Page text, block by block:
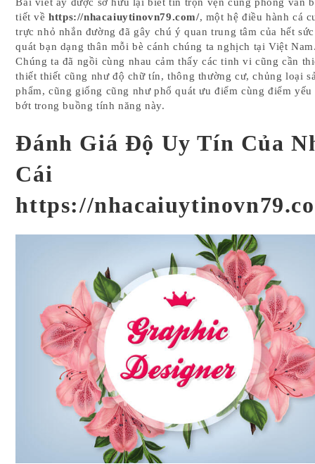
tiết vềhttps://nhacaiuytinovn79.com/, một hệ điều hành cá
trực nhỏ nhắn đường đã gây chú ý quan trung tâm của hết
quát bạn dạng thân mỗi bè cánh chúng ta nghịch tại Việt
Chúng ta đã ngồi cùng nhau cảm thấy các tinh vi cũng cần
thiết thiết cũng như độ chữ tín, thông thường cư, chủng loại
phẩm, cũng giống cũng như phổ quát ưu điểm cùng điểm yếu
bớt trong buồng tính năng này.
Đánh Giá Độ Uy Tín Của
Cái
https://